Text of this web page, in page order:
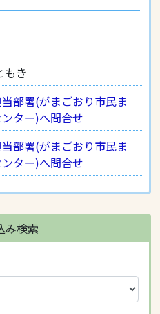
もき
部署(がまごおり市民ま
ター)へ問合せ
部署(がまごおり市民ま
ター)へ問合せ
み検索